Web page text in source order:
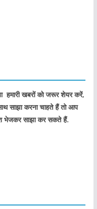
हमारी खबरों को जरूर शेयर करें,
साझा करना चाहते हैं तो आप
भेजकर साझा कर सकते हैं.